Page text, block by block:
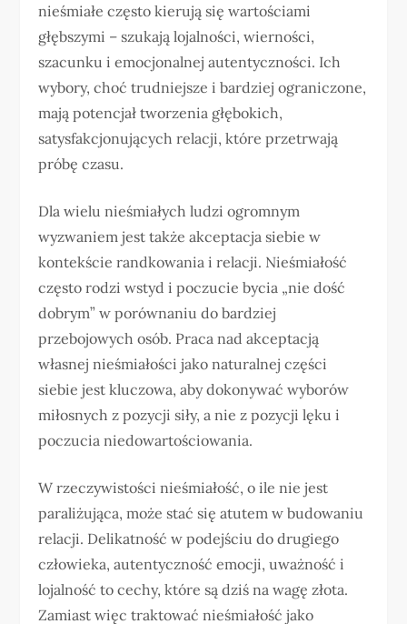
nieśmiałe często kierują się wartościami
głębszymi – szukają lojalności, wierności,
szacunku i emocjonalnej autentyczności. Ich
wybory, choć trudniejsze i bardziej ograniczone,
mają potencjał tworzenia głębokich,
satysfakcjonujących relacji, które przetrwają
próbę czasu.
Dla wielu nieśmiałych ludzi ogromnym
wyzwaniem jest także akceptacja siebie w
kontekście randkowania i relacji. Nieśmiałość
często rodzi wstyd i poczucie bycia „nie dość
dobrym” w porównaniu do bardziej
przebojowych osób. Praca nad akceptacją
własnej nieśmiałości jako naturalnej części
siebie jest kluczowa, aby dokonywać wyborów
miłosnych z pozycji siły, a nie z pozycji lęku i
poczucia niedowartościowania.
W rzeczywistości nieśmiałość, o ile nie jest
paraliżująca, może stać się atutem w budowaniu
relacji. Delikatność w podejściu do drugiego
człowieka, autentyczność emocji, uważność i
lojalność to cechy, które są dziś na wagę złota.
Zamiast więc traktować nieśmiałość jako